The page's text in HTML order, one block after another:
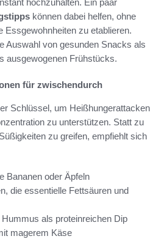
können dabei helfen, ohne
Essgewohnheiten zu etablieren.
Auswahl von gesunden Snacks als
ausgewogenen Frühstücks.
für zwischendurch
Schlüssel, um Heißhungerattacken
zu unterstützen. Statt zu
zu greifen, empfiehlt sich
Bananen oder Äpfeln
die essentielle Fettsäuren und
als proteinreichen Dip
magerem Käse